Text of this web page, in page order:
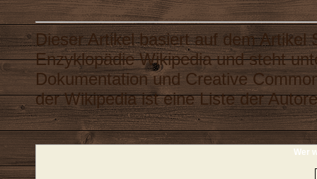
Dieser Artikel basiert auf dem Artikel
EnzyklopädieWikipediaund steht
Dokumentationund Creative
der Wikipedia ist eineListe der
Wer